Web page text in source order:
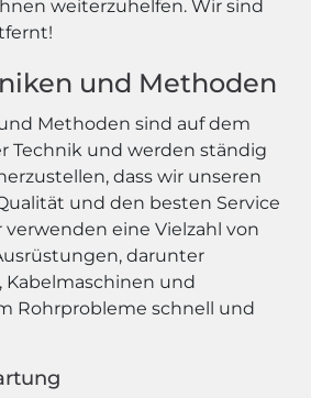
weiterzuhelfen. Wir sind
und Methoden
Methoden sind auf dem
Technik und werden ständig
dass wir unseren
und den besten Service
eine Vielzahl von
darunter
und
Rohrprobleme schnell und